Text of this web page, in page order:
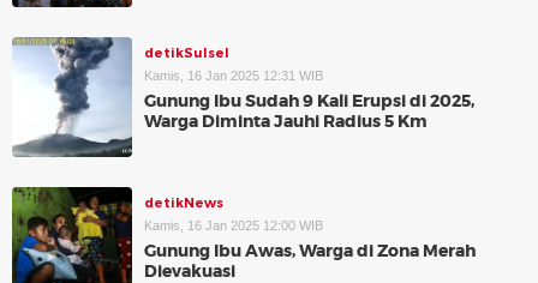
detikSulsel
Kamis, 16 Jan 2025 12:31 WIB
Gunung Ibu Sudah 9 Kali Erupsi di 2025,
Warga Diminta Jauhi Radius 5 Km
detikNews
Kamis, 16 Jan 2025 12:00 WIB
Gunung Ibu Awas, Warga di Zona Merah
Dievakuasi